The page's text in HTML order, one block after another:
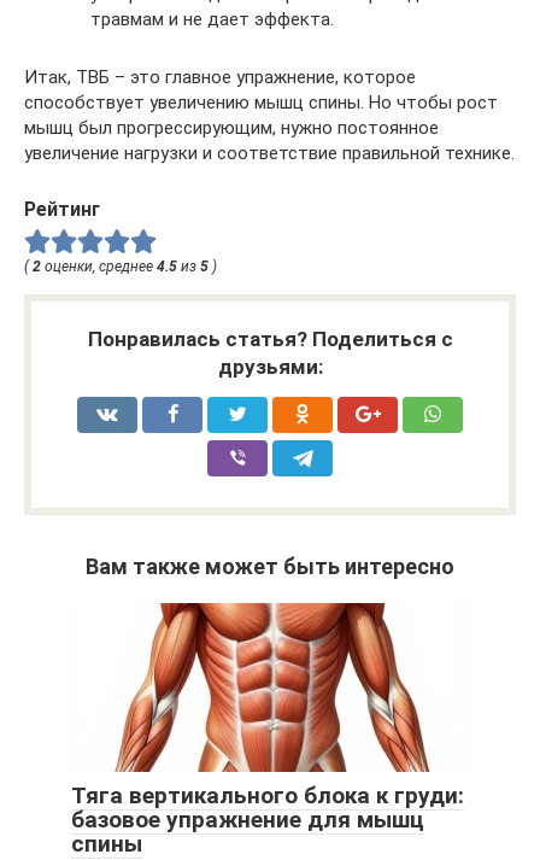
травмам и не дает эффекта.
Итак, ТВБ – это главное упражнение, которое
способствует увеличению мышц спины. Но чтобы рост
мышц был прогрессирующим, нужно постоянное
увеличение нагрузки и соответствие правильной технике.
Рейтинг
( 2 оценки, среднее 4.5 из 5 )
Понравилась статья? Поделиться с
друзьями:
Вам также может быть интересно
Тяга вертикального блока к груди:
базовое упражнение для мышц
спины